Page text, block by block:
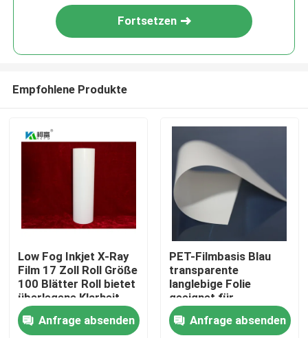
Produkte
Über uns
Fortsetzen
Empfohlene Produkte
Low Fog Inkjet X-Ray
Film 17 Zoll Roll Größe
100 Blätter Roll bietet
überlegene Klarheit
und Detail für
radiographische
Anfrage absenden
PET-Filmbasis Blau
transparente
langlebige Folie
geeignet für
industrielle
Verpackungs- und
Anfrage absenden